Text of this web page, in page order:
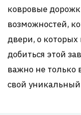
ковровые
возможностей,
двери, о
добиться этой
важно не только
свой уникальный